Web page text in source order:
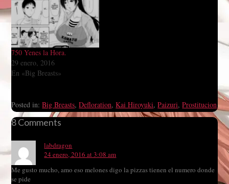
750 Yenes la Hora.
29 enero, 2016
En «Big Breasts»
Posted in:Big Breasts,Defloration,Kai Hiroyuki,Paizuri,Prostitucion
8 Comments
labdragon
24 enero, 2016 at 3:08 am
Me gusto mucho, amo eso melones digo la pizzas tienen el numero donde
se pide